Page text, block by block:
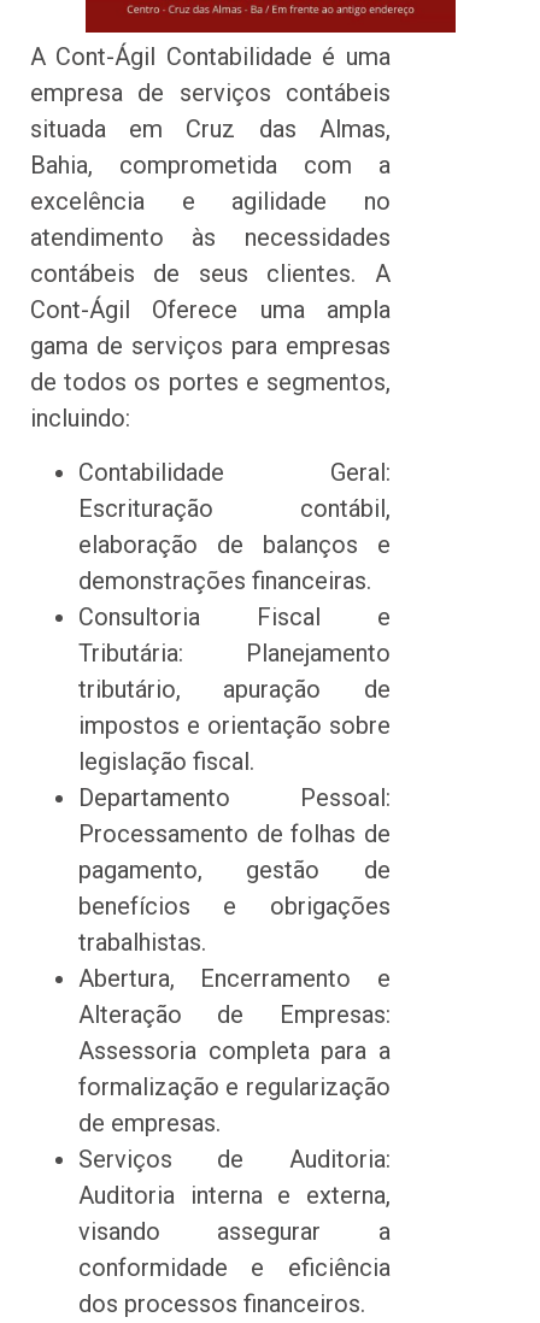
A Cont-Ágil Contabilidade é uma
empresa de serviços contábeis
situada em Cruz das Almas,
Bahia, comprometida com a
excelência e agilidade no
atendimento às necessidades
contábeis de seus clientes. A
Cont-Ágil Oferece uma ampla
gama de serviços para empresas
de todos os portes e segmentos,
incluindo:
Contabilidade Geral:
Escrituração contábil,
elaboração de balanços e
demonstrações financeiras.
Consultoria Fiscal e
Tributária: Planejamento
tributário, apuração de
impostos e orientação sobre
legislação fiscal.
Departamento Pessoal:
Processamento de folhas de
pagamento, gestão de
benefícios e obrigações
trabalhistas.
Abertura, Encerramento e
Alteração de Empresas:
Assessoria completa para a
formalização e regularização
de empresas.
Serviços de Auditoria:
Auditoria interna e externa,
visando assegurar a
conformidade e eficiência
dos processos financeiros.